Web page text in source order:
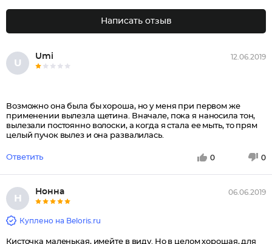
Написать отзыв
U
Umi 12.06.2019
Возможно она была бы хороша, но у меня при первом же
применении вылезла щетина. Вначале, пока я наносила тон,
вылезали постоянно волоски, а когда я стала ее мыть, то прям
целый пучок вылез и она развалилась.
Ответить 0 0
Н
Нонна 06.06.2019
Куплено на Beloris.ru
Кисточка маленькая, имейте в виду. Но в целом хорошая, для